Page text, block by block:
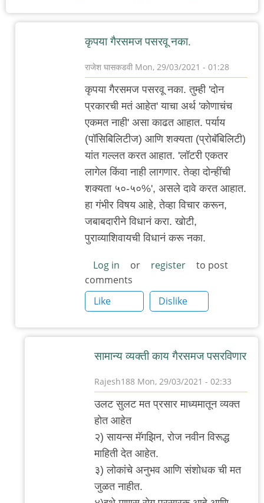
कृपया गैरसमज पसरवू नका.
राजेश घासकडवी Mon, 29/03/2021 - 01:28
reply
to
जगाच्या
इतिहासात
पहिल्याच
Rajesh188
कृपया गैरसमज पसरवू नका. तुम्ही 'दोन
प्रकारची मतं आहेत' याचा अर्थ 'कोणाचंच
एकमत नाही' असा काढत आहात. पर्याय
(पॉसिबिलिटीज) आणि शक्यता (प्रोबॅबिलिटी)
यांत गल्लत करत आहात. 'लॉटरी एकतर
लागेल किंवा नाही लागणार. तेव्हा दोन्हींची
शक्यता ५०-५०%', असले दावे करत आहात.
हा गंभीर विषय आहे, तेव्हा विचार करून,
जबाबदारीने विधानं करा. खोटी,
पुराव्याशिवायची विधानं करू नका.
Log in or register
to post
comments
Like
Dislike
सामान्य व्यक्ती काय गैरसमज पसरविणार
Rajesh188 Mon, 29/03/2021 - 02:33
In
reply
to
कृपया
गैरसमज
पसरवू
नका.
उलट सुलट मत प्रसार माध्यमातून व्यक्त
होत आहेत
२) सायन्स मॅगझिन, रोज नवीन विरूद्ध
माहिती देत आहेत.
३) लोकांचे अनुभव आणि संशोधक ची मत
जुळत नाहीत.